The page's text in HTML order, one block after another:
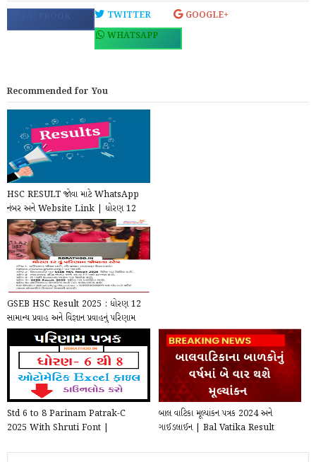
FACEBOOK TWITTER
GOOGLE+
WHATSAPP
Recommended for You
HSC RESULT જોવા માટે WhatsApp
નંબર અને Website Link | ધોરણ 12
રીજલ્ટ જુઓ Live
GSEB HSC Result 2025 : ધોરણ 12
સામાન્ય પ્રવાહ અને વિજ્ઞાન પ્રવાહનું પરિણામ
જાહેર...
Std 6 to 8 Parinam Patrak-C
2025 With Shruti Font |
બાલ વાટિકા મૂલ્યાંકન પત્રક 2024 અને
ગાઈડલાઈન | Bal Vatika Result